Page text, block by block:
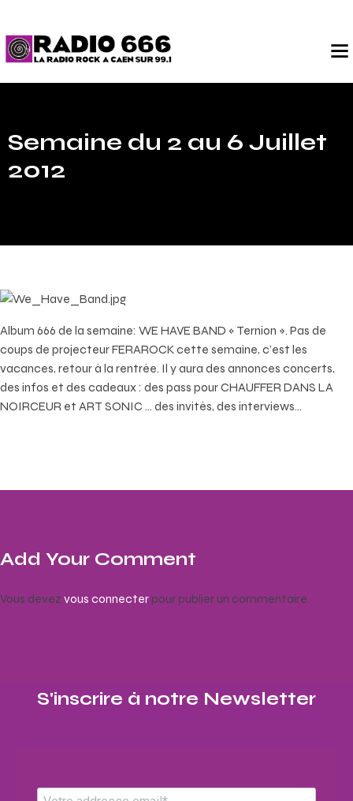
Semaine du 2 au 6 Juillet
2012
Album 666 de la semaine: WE HAVE BAND « Ternion ». Pas de
coups de projecteur FERAROCK cette semaine, c’est les
vacances, retour à la rentrée. Il y aura des annonces concerts,
des infos et des cadeaux : des pass pour CHAUFFER DANS LA
NOIRCEUR et ART SONIC … des invités, des interviews…
Add Your Comment
Vous devez vous connecter pour publier un commentaire.
S'inscrire à notre Newsletter​